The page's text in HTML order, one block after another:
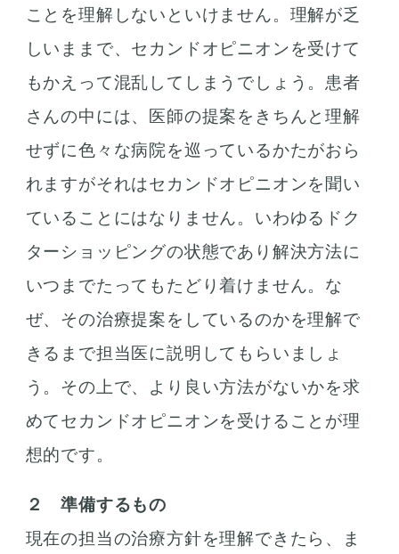
ことを理解しないといけません。理解が乏
しいままで、セカンドオピニオンを受けて
もかえって混乱してしまうでしょう。患者
さんの中には、医師の提案をきちんと理解
せずに色々な病院を巡っているかたがおら
れますがそれはセカンドオピニオンを聞い
ていることにはなりません。いわゆるドク
ターショッピングの状態であり解決方法に
いつまでたってもたどり着けません。な
ぜ、その治療提案をしているのかを理解で
きるまで担当医に説明してもらいましょ
う。その上で、より良い方法がないかを求
めてセカンドオピニオンを受けることが理
想的です。
２ 準備するもの
現在の担当の治療方針を理解できたら、ま